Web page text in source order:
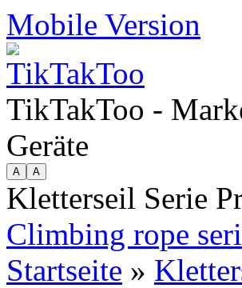
Mobile Version
TikTakToo -
Geräte
Kletterseil Serie
Climbing rope
Startseite »